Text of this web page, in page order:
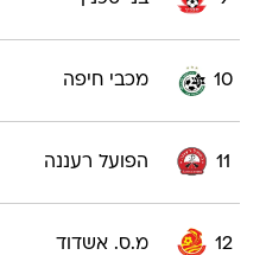
10 מכבי חיפה
11 הפועל רעננה
12 מ.ס. אשדוד